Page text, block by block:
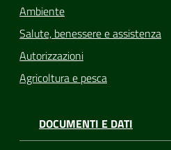
Ambiente
Salute, benessere e assistenza
Autorizzazioni
Agricoltura e pesca
DOCUMENTI E DATI